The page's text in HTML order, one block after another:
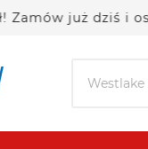
już dziś i